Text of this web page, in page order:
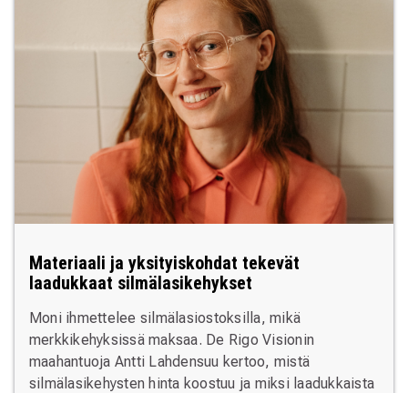
Materiaali ja yksityiskohdat tekevät
laadukkaat silmälasikehykset
Moni ihmettelee silmälasiostoksilla, mikä
merkkikehyksissä maksaa. De Rigo Visionin
maahantuoja Antti Lahdensuu kertoo, mistä
silmälasikehysten hinta koostuu ja miksi laadukkaista